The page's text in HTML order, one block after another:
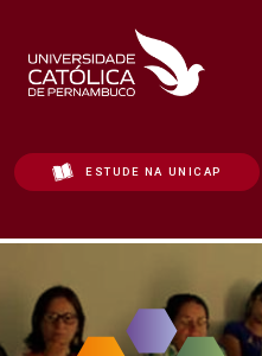
ESTUDE NA UNICAP